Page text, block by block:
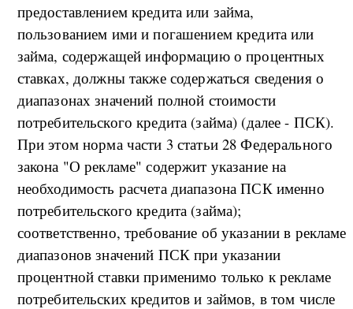
предоставлением кредита или займа,
пользованием ими и погашением кредита или
займа, содержащей информацию о процентных
ставках, должны также содержаться сведения о
диапазонах значений полной стоимости
потребительского кредита (займа) (далее - ПСК).
При этом норма части 3 статьи 28 Федерального
закона "О рекламе" содержит указание на
необходимость расчета диапазона ПСК именно
потребительского кредита (займа);
соответственно, требование об указании в рекламе
диапазонов значений ПСК при указании
процентной ставки применимо только к рекламе
потребительских кредитов и займов, в том числе